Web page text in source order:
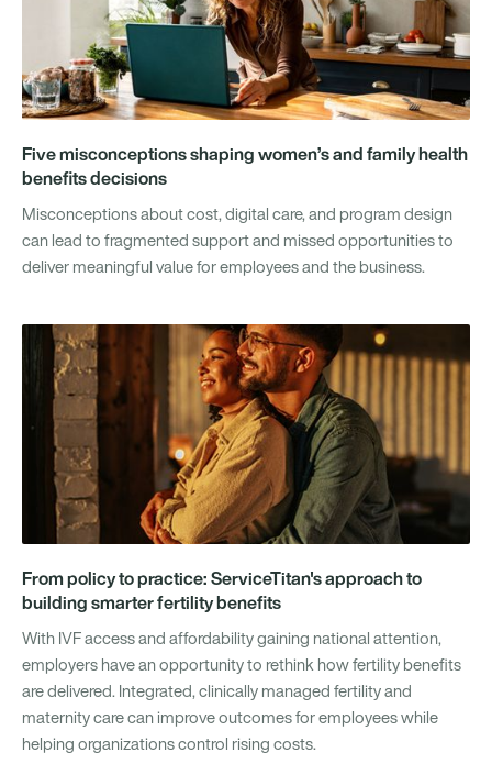
Five misconceptions shaping women’s and family health
benefits decisions
Misconceptions about cost, digital care, and program design
can lead to fragmented support and missed opportunities to
deliver meaningful value for employees and the business.
From policy to practice: ServiceTitan's approach to
building smarter fertility benefits
With IVF access and affordability gaining national attention,
employers have an opportunity to rethink how fertility benefits
are delivered. Integrated, clinically managed fertility and
maternity care can improve outcomes for employees while
helping organizations control rising costs.